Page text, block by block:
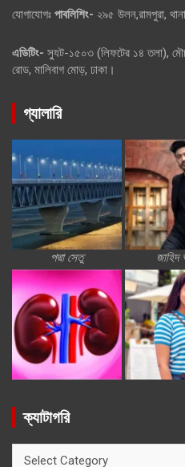
যোগাযোগঃ পাবলিশিং- ২৯৫ উলন,রামপুরা,
এডিটিং- স্যুট-১৫০৩ (লিফটের ১৪ তলা),
রোড, মালিবাগ মোড়, ঢাকা।
গ্যালারি
পদ্মা সেতু
ক্যাটাগরি